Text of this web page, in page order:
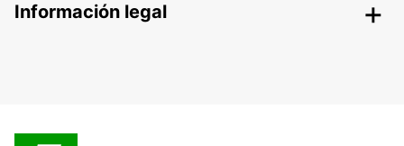
Información legal